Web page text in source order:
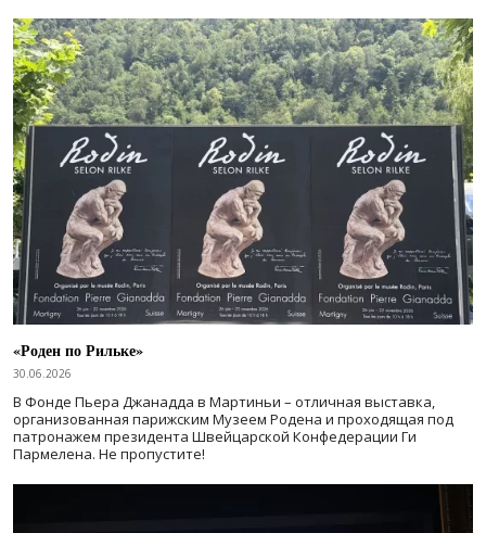
«Роден по Рильке»
30.06.2026
В Фонде Пьера Джанадда в Мартиньи – отличная выставка,
организованная парижским Музеем Родена и проходящая под
патронажем президента Швейцарской Конфедерации Ги
Пармелена. Не пропустите!